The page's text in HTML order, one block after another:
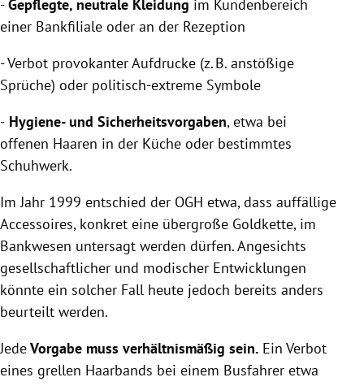
-Gepflegte, neutrale Kleidung im Kundenbereich
einer Bankfiliale oder an der Rezeption
- Verbot provokanter Aufdrucke (z. B. anstößige
Sprüche) oder politisch-extreme Symbole
- Hygiene- und Sicherheitsvorgaben, etwa bei
offenen Haaren in der Küche oder bestimmtes
Schuhwerk.
Im Jahr 1999 entschied der OGH etwa, dass auffällige
Accessoires, konkret eine übergroße Goldkette, im
Bankwesen untersagt werden dürfen. Angesichts
gesellschaftlicher und modischer Entwicklungen
könnte ein solcher Fall heute jedoch bereits anders
beurteilt werden.
JedeVorgabe muss verhältnismäßig sein. Ein Verbot
eines grellen Haarbands bei einem Busfahrer etwa